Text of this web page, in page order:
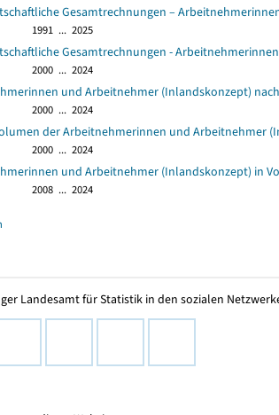
Gesamtrechnungen –
1991 ... 2025
Gesamtrechnungen -
2000 ... 2024
und Arbeitnehmer (Inlandskonzept)
2000 ... 2024
der Arbeitnehmerinnen und Arbeitnehmer
2000 ... 2024
und Arbeitnehmer (Inlandskonzept) in
2008 ... 2024
Landesamt für Statistik in den sozialen